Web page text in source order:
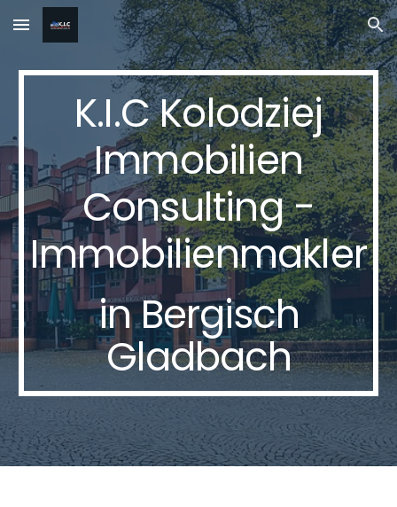
Skip to main content Skip to navigation
K.I.C Kolodziej
Immobilien
Consulting -
Immobilienmakler
in Bergisch
Gladbach